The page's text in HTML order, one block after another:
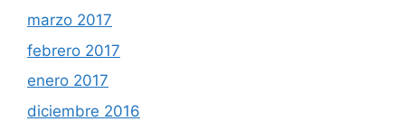
marzo 2017
febrero 2017
enero 2017
diciembre 2016